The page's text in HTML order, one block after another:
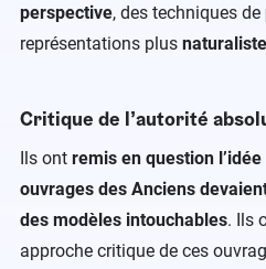
perspective, des techniques de
représentations plus
Critique de l’autorité
Ils ont remis en question
ouvrages des Anciens
des modèles intouchables. Ils
approche critique de ces